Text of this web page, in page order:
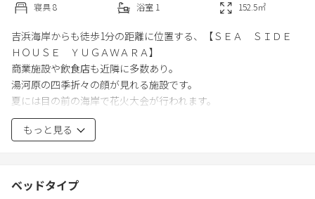
寝具8 浴室 1 152.5㎡
吉浜海岸からも徒歩1分の距離に位置する、【ＳＥＡ ＳＩＤＥ
ＨＯＵＳＥ ＹＵＧＡＷＡＲＡ】
商業施設や飲食店も近隣に多数あり。
湯河原の四季折々の顔が見れる施設です。
夏には目の前の海岸で花火大会が行われます。
海水浴を楽しむも良し、ハイキングを楽しむもよし、温泉を楽し
むも良し！！
もっと見る
ベッドタイプ